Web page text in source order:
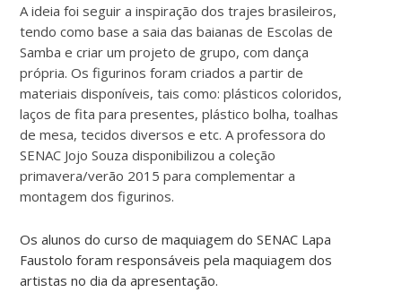
A ideia foi seguir a inspiração dos trajes brasileiros,
tendo como base a saia das baianas de Escolas de
Samba e criar um projeto de grupo, com dança
própria. Os figurinos foram criados a partir de
materiais disponíveis, tais como: plásticos coloridos,
laços de fita para presentes, plástico bolha, toalhas
de mesa, tecidos diversos e etc. A professora do
SENAC Jojo Souza disponibilizou a coleção
primavera/verão 2015 para complementar a
montagem dos figurinos.
Os alunos do curso de maquiagem do SENAC Lapa
Faustolo foram responsáveis pela maquiagem dos
artistas no dia da apresentação.